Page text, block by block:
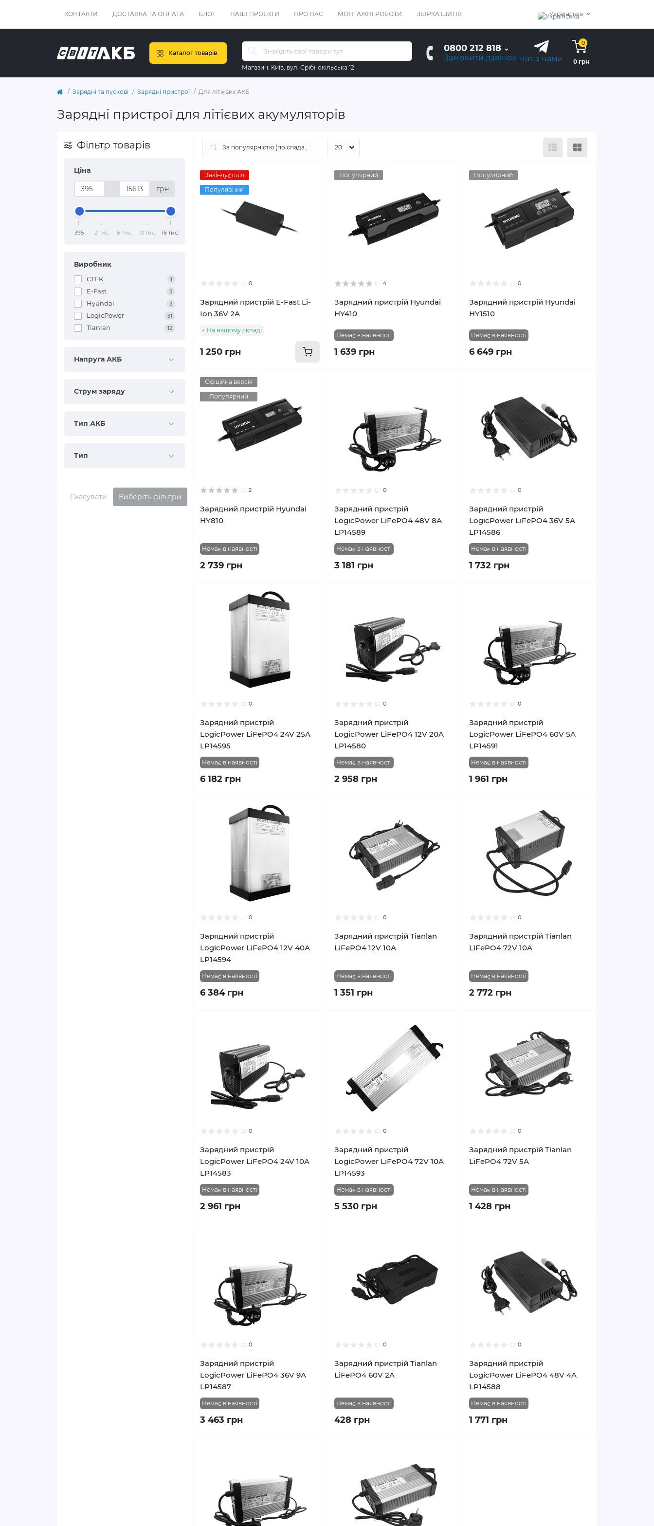
КОНТАКТИ ДОСТАВКА ТА ОПЛАТА БЛОГ НАШІ ПРОЕКТИ ПРО НАС МОНТАЖНІ РОБОТИ ЗБІРКА ЩИТІВ Українська
Каталог товарів
Магазин: Київ, вул. Срібнокільська 12
0800 212 818
Замовити дзвінок Чат з нами
0
0 грн
Зарядні та пускові Зарядні пристрої Для літієвих АКБ
Зарядні пристрої для літієвих акумуляторів
Фільтр товарів
Ціна
- грн
395 2 тис. 6 тис. 10 тис. 16 тис.
Виробник
CTEK 1
E-Fast 3
Hyundai 3
LogicPower 31
Tianlan 12
Напруга АКБ
Струм заряду
Тип АКБ
Тип
Скасувати Виберіть фільтри
Закінчується
Популярний
0
Зарядний пристрій E-Fast Li-
Ion 36V 2A
На нашому складі
1 250 грн
Популярний
4
Зарядний пристрій Hyundai
HY410
Немає в наявності
1 639 грн
Популярний
0
Зарядний пристрій Hyundai
HY1510
Немає в наявності
6 649 грн
Офіційна версія
Популярний
2
Зарядний пристрій Hyundai
HY810
Немає в наявності
2 739 грн
0
Зарядний пристрій
LogicPower LiFePO4 48V 8A
LP14589
Немає в наявності
3 181 грн
0
Зарядний пристрій
LogicPower LiFePO4 36V 5A
LP14586
Немає в наявності
1 732 грн
0
Зарядний пристрій
LogicPower LiFePO4 24V 25A
LP14595
Немає в наявності
6 182 грн
0
Зарядний пристрій
LogicPower LiFePO4 12V 20A
LP14580
Немає в наявності
2 958 грн
0
Зарядний пристрій
LogicPower LiFePO4 60V 5A
LP14591
Немає в наявності
1 961 грн
0
Зарядний пристрій
LogicPower LiFePO4 12V 40A
LP14594
Немає в наявності
6 384 грн
0
Зарядний пристрій Tianlan
LiFePO4 12V 10A
Немає в наявності
1 351 грн
0
Зарядний пристрій Tianlan
LiFePO4 72V 10A
Немає в наявності
2 772 грн
0
Зарядний пристрій
LogicPower LiFePO4 24V 10A
LP14583
Немає в наявності
2 961 грн
0
Зарядний пристрій
LogicPower LiFePO4 72V 10A
LP14593
Немає в наявності
5 530 грн
0
Зарядний пристрій Tianlan
LiFePO4 72V 5A
Немає в наявності
1 428 грн
0
Зарядний пристрій
LogicPower LiFePO4 36V 9A
LP14587
Немає в наявності
3 463 грн
0
Зарядний пристрій Tianlan
LiFePO4 60V 2A
Немає в наявності
428 грн
0
Зарядний пристрій
LogicPower LiFePO4 48V 4A
LP14588
Немає в наявності
1 771 грн